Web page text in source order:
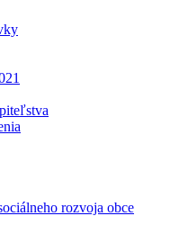
rozvoja obce